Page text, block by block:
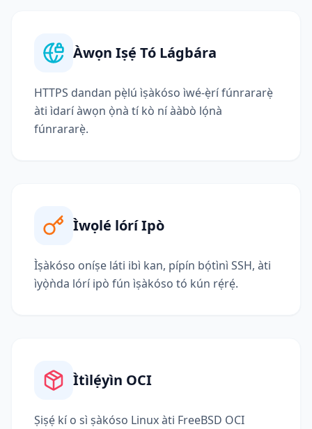
Àwọn Iṣẹ́ Tó Lágbára
HTTPS dandan pẹ̀lú ìṣàkóso ìwé-ẹ̀rí fúnrararẹ̀
àti ìdarí àwọn ọ̀nà tí kò ní ààbò lọ́nà
fúnrararẹ̀.
Ìwọlé lórí Ipò
Ìṣàkóso oníṣe láti ibì kan, pípín bọ́tìnì SSH, àti
ìyọ̀ǹda lórí ipò fún ìṣàkóso tó kún rẹ́rẹ́.
Ìtìlẹ́yìn OCI
Ṣiṣẹ́ kí o sì ṣàkóso Linux àti FreeBSD OCI